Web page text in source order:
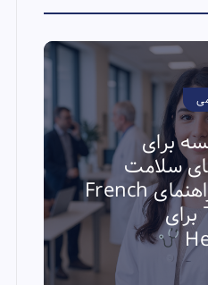
برای
سلامت
دیجیتال: راهنمای French
Tech Visa برای